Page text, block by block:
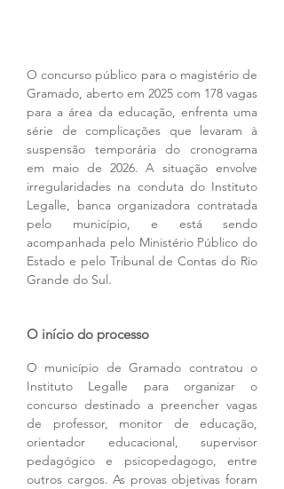
O concurso público para o magistério de
Gramado, aberto em 2025 com 178 vagas
para a área da educação, enfrenta uma
série de complicações que levaram à
suspensão temporária do cronograma
em maio de 2026. A situação envolve
irregularidades na conduta do Instituto
Legalle, banca organizadora contratada
pelo município, e está sendo
acompanhada pelo Ministério Público do
Estado e pelo Tribunal de Contas do Rio
Grande do Sul.
O início do processo
O município de Gramado contratou o
Instituto Legalle para organizar o
concurso destinado a preencher vagas
de professor, monitor de educação,
orientador educacional, supervisor
pedagógico e psicopedagogo, entre
outros cargos. As provas objetivas foram